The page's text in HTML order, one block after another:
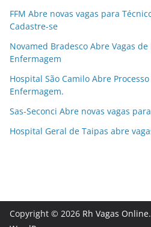
FFM Abre novas vagas para
Cadastre-se
Novamed Bradesco Abre Vagas
Enfermagem
Hospital São Camilo Abre
Enfermagem.
Sas-Seconci Abre novas vagas
Hospital Geral de Taipas abre
Copyright © 2026 Rh Vagas Online